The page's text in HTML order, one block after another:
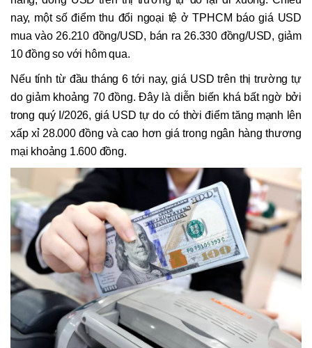
nay, một số điểm thu đổi ngoại tệ ở TPHCM báo giá USD
mua vào 26.210 đồng/USD, bán ra 26.330 đồng/USD, giảm
10 đồng so với hôm qua.
Nếu tính từ đầu tháng 6 tới nay, giá USD trên thị trường tự
do giảm khoảng 70 đồng. Đây là diễn biến khá bất ngờ bởi
trong quý I/2026, giá USD tự do có thời điểm tăng mạnh lên
xấp xỉ 28.000 đồng và cao hơn giá trong ngân hàng thương
mại khoảng 1.600 đồng.